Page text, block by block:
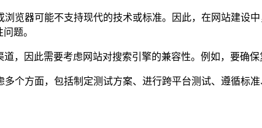
器可能不支持现代的技术或标准。因此，在网站建设
题。
因此需要考虑网站对搜索引擎的兼容性。例如，要确保
方面，包括制定测试方案、进行跨平台测试、遵循标